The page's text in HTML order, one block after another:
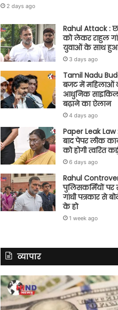
2 days ago
Rahul Attack :
को लेकर राहुल
युवाओं के साथ हुआ
3 days ago
Tamil Nadu
बजट में महिलाओं
आधुनिक
बढ़ाने का ऐलान
4 days ago
Paper Leak Law
बाद पेपर लीक
को होगी त्वरित
6 days ago
Rahul
पुलिसकर्मियों
गांधी पत्रकार से
के हो
1 week ago
व्यापार